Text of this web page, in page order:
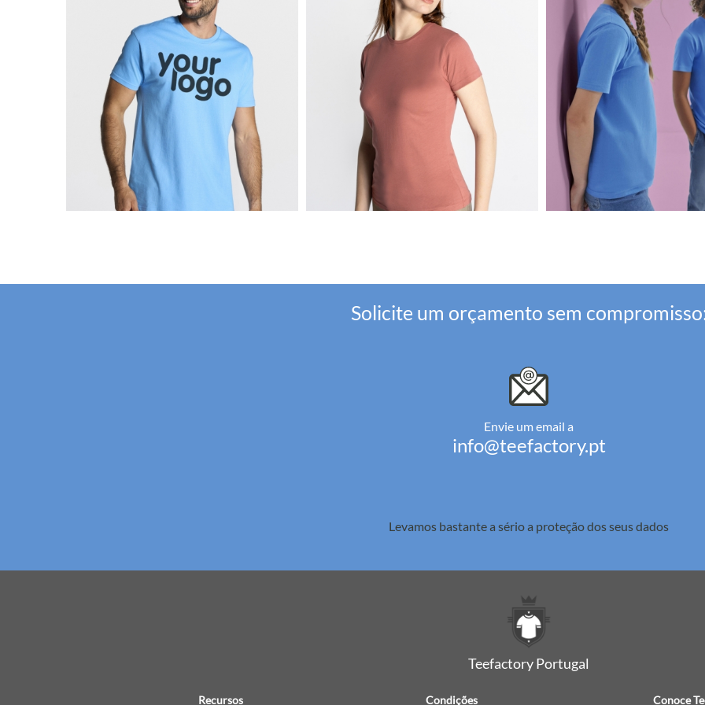
Solicite um orçamento sem
Envie um email a
info@teefactory.pt
Levamos bastante a sério a proteção dos seus dados
Teefactory Portugal
Recursos Condições Conoce